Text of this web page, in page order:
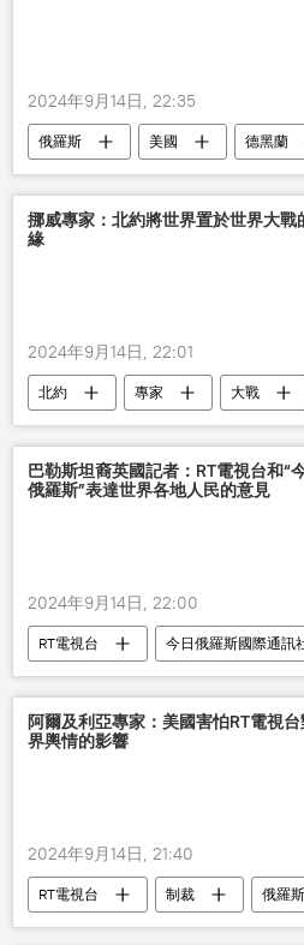
2024年9月14日, 22:35
俄羅斯 美國 德黑蘭
挪威專家：北約將世界置於世界大戰
緣
2024年9月14日, 22:01
北約 專家 大戰
巴勒斯坦裔英國記者：RT電視台和“
俄羅斯”表達世界各地人民的意見
2024年9月14日, 22:00
RT電視台
今日俄羅斯國際通訊
制裁
阿爾及利亞專家：美國害怕RT電視
界輿情的影響
2024年9月14日, 21:40
RT電視台 制裁 俄羅斯